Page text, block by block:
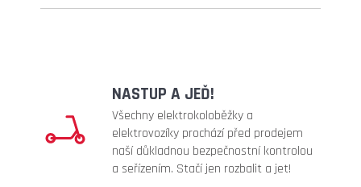
NASTUP A JEĎ!
Všechny elektrokoloběžky a
elektrovozíky prochází před prodejem
naší důkladnou bezpečnostní kontrolou
a seřízením. Stačí jen rozbalit a jet!